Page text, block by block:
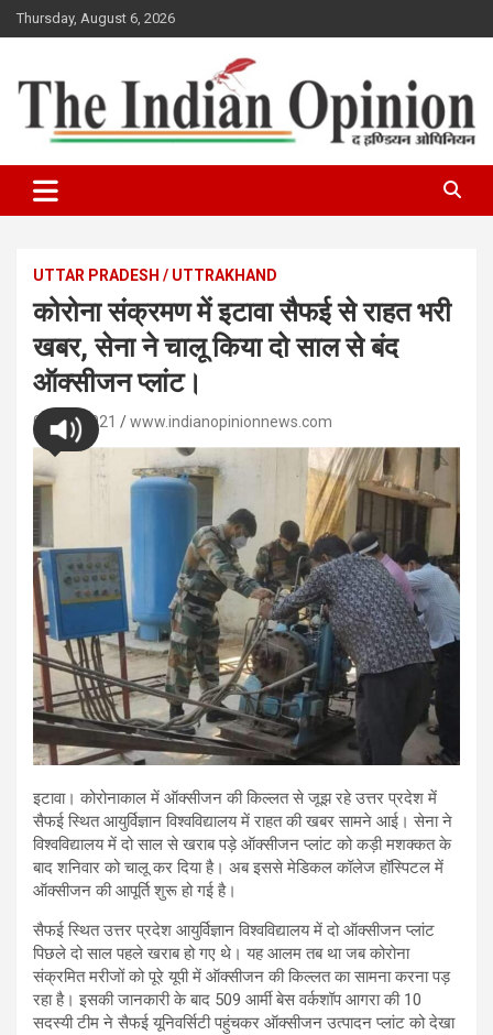
Skip
to
Thursday, August 6, 2026
Indian Opinion News
UTTAR PRADESH / UTTRAKHAND
कोरोना संक्रमण में इटावा सैफई से राहत भरी
खबर, सेना ने चालू किया दो साल से बंद
ऑक्सीजन प्लांट।
08/05/2021 www.indianopinionnews.com
इटावा। कोरोनाकाल में ऑक्सीजन की किल्लत से जूझ रहे उत्तर प्रदेश में
सैफई स्थित आयुर्विज्ञान विश्वविद्यालय में राहत की खबर सामने आई। सेना ने
विश्वविद्यालय में दो साल से खराब पड़े ऑक्सीजन प्लांट को कड़ी मशक्कत के
बाद शनिवार को चालू कर दिया है। अब इससे मेडिकल कॉलेज हॉस्पिटल में
ऑक्सीजन की आपूर्ति शुरू हो गई है।
सैफई स्थित उत्तर प्रदेश आयुर्विज्ञान विश्वविद्यालय में दो ऑक्सीजन प्लांट
पिछले दो साल पहले खराब हो गए थे। यह आलम तब था जब कोरोना
संक्रमित मरीजों को पूरे यूपी में ऑक्सीजन की किल्लत का सामना करना पड़
रहा है। इसकी जानकारी के बाद 509 आर्मी बेस वर्कशॉप आगरा की 10
सदस्यी टीम ने सैफई यूनिवर्सिटी पहुंचकर ऑक्सीजन उत्पादन प्लांट को देखा